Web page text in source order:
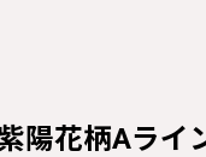
陽花柄Aライ